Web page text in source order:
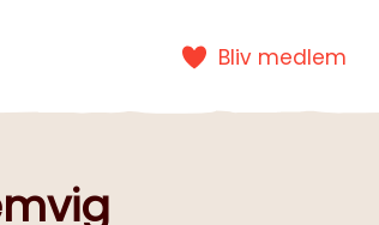
Bliv medlem